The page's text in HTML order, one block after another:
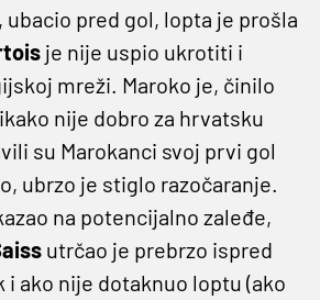
ubacio pred gol, lopta je prošla
je nije uspio ukrotiti i
mreži. Maroko je, činilo
nije dobro za hrvatsku
su Marokanci svoj prvi gol
ubrzo je stiglo razočaranje.
na potencijalno zaleđe,
utrčao je prebrzo ispred
i ako nije dotaknuo loptu (ako